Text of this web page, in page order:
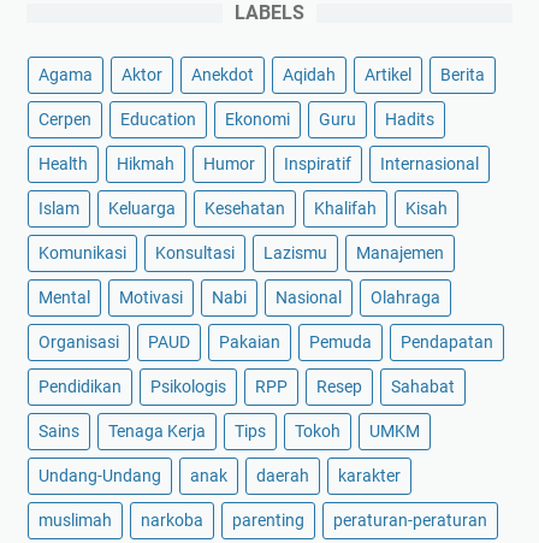
LABELS
Agama Aktor Anekdot Aqidah Artikel Berita
Cerpen Education Ekonomi Guru Hadits
Health Hikmah Humor Inspiratif Internasional
Islam Keluarga Kesehatan Khalifah Kisah
Komunikasi Konsultasi Lazismu Manajemen
Mental Motivasi Nabi Nasional Olahraga
Organisasi PAUD Pakaian Pemuda Pendapatan
Pendidikan Psikologis RPP Resep Sahabat
Sains Tenaga Kerja Tips Tokoh UMKM
Undang-Undang anak daerah karakter
muslimah narkoba parenting peraturan-peraturan